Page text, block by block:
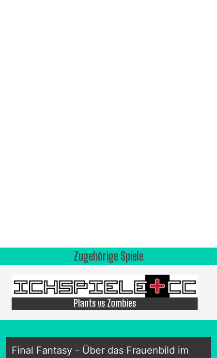
Zugehörige Spiele
Plants vs Zombies
Final Fantasy - Über das Frauenbild im